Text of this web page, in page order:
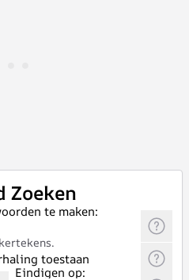
Zoeken
te maken:
toestaan
Eindigen op: